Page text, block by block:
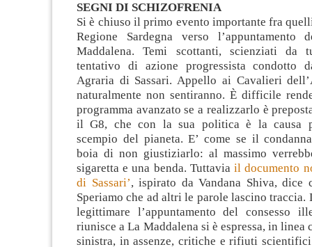
SEGNI DI SCHIZOFRENIA
Si è chiuso il primo evento importante fra
Regione Sardegna verso
Maddalena. Temi scottanti, scienziati da
tentativo di azione progressista condotto
Agraria di Sassari. Appello ai Cavalieri
naturalmente non sentiranno. È difficile
programma avanzato se a realizzarlo è
il G8, che con la sua politica è la causa
scempio del pianeta. E’ come se il
boia di non giustiziarlo: al massimo
sigaretta e una benda. Tuttaviail documento
di Sassari’, ispirato da Vandana Shiva, dice
Speriamo che ad altri le parole lascino
legittimare l’appuntamento del consesso
riunisce a La Maddalena si è espressa, in linea
sinistra, in assenze, critiche e rifiuti